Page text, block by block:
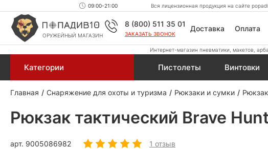
09:00-21:00 Вся лицензионная продукция на сайте
ОРУЖЕЙНЫЙ МАГАЗИН
8 (800) 511 35 01
ЗАКАЗАТЬ ЗВОНОК
Доставка Оплата
Интернет-магазин пневматики, макетов,
Категории Пистолеты Винтовки
Главная Снаряжение для охоты и туризма Рюкзаки и сумки
Рюкзак тактический Brave
арт. 9005086982 1 отзыв